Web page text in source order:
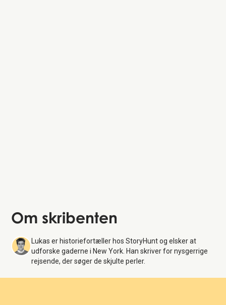
Om skribenten
Lukas er historiefortæller hos StoryHunt og elsker at
udforske gaderne i New York. Han skriver for nysgerrige
rejsende, der søger de skjulte perler.